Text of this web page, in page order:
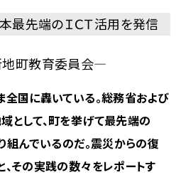
最先端のＩＣＴ活用を発信
町教育委員会―
国に轟いている。総務省および
として、町を挙げて最先端の
んでいるのだ。震災からの復
その実践の数々をレポートす